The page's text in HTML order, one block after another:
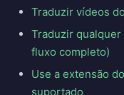
Traduzir vídeos
Traduzir qualquer
fluxo completo)
Use a extensão
suportado